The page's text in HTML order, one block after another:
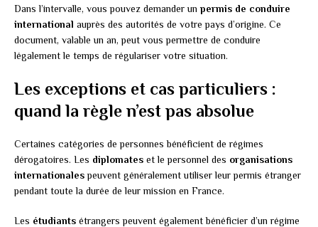
Dans l’intervalle, vous pouvez demander un permis de conduire
international auprès des autorités de votre pays d’origine. Ce
document, valable un an, peut vous permettre de conduire
légalement le temps de régulariser votre situation.
Les exceptions et cas particuliers :
quand la règle n’est pas absolue
Certaines catégories de personnes bénéficient de régimes
dérogatoires. Les diplomates et le personnel des organisations
internationalespeuvent généralement utiliser leur permis étranger
pendant toute la durée de leur mission en France.
Les étudiants étrangers peuvent également bénéficier d’un régime